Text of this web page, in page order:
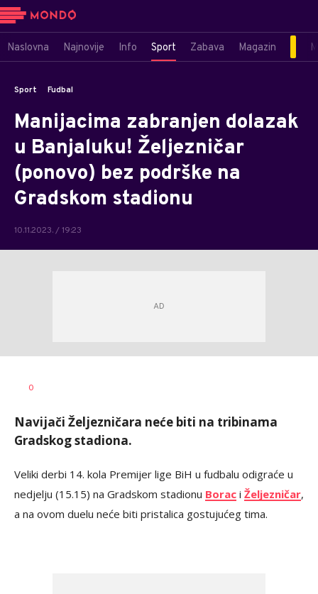
Naslovna Najnovije Info Sport Zabava Magazin
Sport Fudbal
Manijacima zabranjen dolazak
u Banjaluku! Željezničar
(ponovo) bez podrške na
Gradskom stadionu
10.11.2023. / 19:23
AUTOR
0
Navijači Željezničara neće biti na tribinama
Gradskog stadiona.
Veliki derbi 14. kola Premijer lige BiH u fudbalu odigraće u
nedjelju (15.15) na Gradskom stadionu Borac i Željezničar,
a na ovom duelu neće biti pristalica gostujućeg tima.